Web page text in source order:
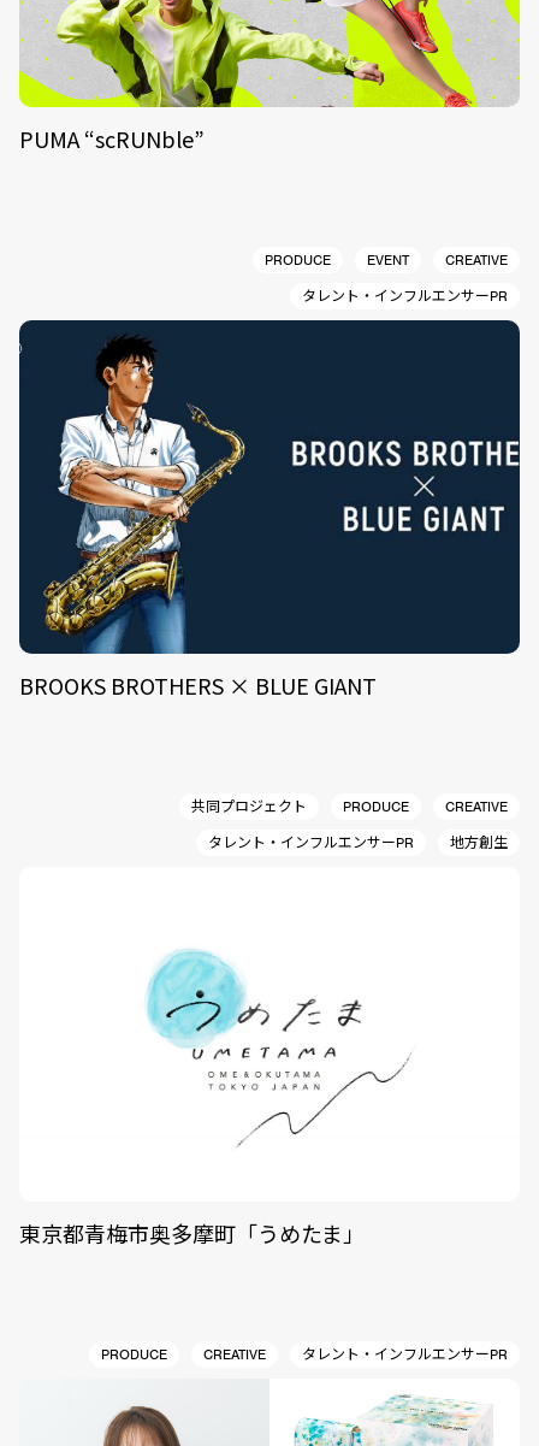
PUMA “scRUNble”
PRODUCE EVENT
CREATIVE
タレント・インフルエンサーPR
BROOKS BROTHERS × BLUE GIANT
共同プロジェクト PRODUCE
CREATIVE
タレント・インフルエンサーPR
地方創生
東京都青梅市奥多摩町「うめたま」
PRODUCE CREATIVE タレント・インフルエンサーPR